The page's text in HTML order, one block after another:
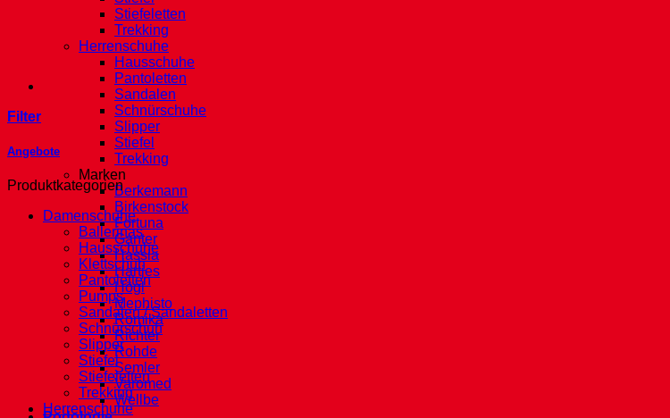
Stiefeletten
Trekking
Herrenschuhe
Hausschuhe
Pantoletten
Sandalen
Schnürschuhe
Slipper
Stiefel
Trekking
Marken
Berkemann
Birkenstock
Fortuna
Ganter
Hassia
Hartjes
Högl
Mephisto
Romika
Richter
Rohde
Semler
Varomed
Wellbe
Filter
Angebote
Produktkategorien
Damenschuhe
Ballerinas
Hausschuhe
Klettschuh
Pantoletten
Pumps
Sandalen / Sandaletten
Schnürschuh
Slipper
Stiefel
Stiefeletten
Trekking
Herrenschuhe